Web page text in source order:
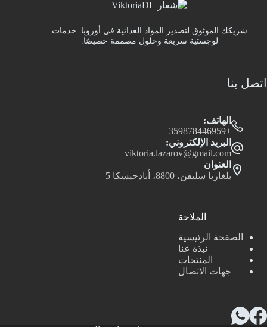
شريكك الموثوق لتصدير المواد الغذائية في أوروبا. خدمات
لوجستية سريعة وحلول مصممة خصيصًا.
اتصل بنا
الهاتف:
+359878446959
البريد الإلكتروني:
viktoria.lazarov@gmail.com
العنوان
بلغاريا سليفن، 8800، أبادجيسكا 5
الملاحة
الصفحة الرئيسية
نبذة عنا
المنتجات
جهات الاتصال